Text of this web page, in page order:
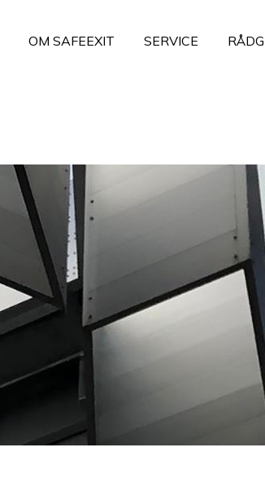
Emergency Exit Signs
Evacuation and Anti Panic
Information og links
List of References
OM SAFEEXIT SERVICE